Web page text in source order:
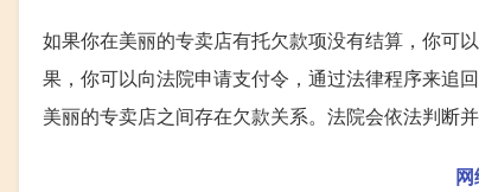
如果你在美丽的专卖店有托欠款项没有结算，你可
果，你可以向法院申请支付令，通过法律程序来追
美丽的专卖店之间存在欠款关系。法院会依法判断并
网